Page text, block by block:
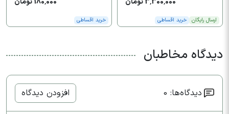
ارسال رایگان خرید اقساطی خرید اقساطی
دیدگاه مخاطبان
دیدگاه‌ها: 0 افزودن دیدگاه